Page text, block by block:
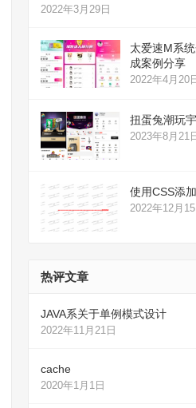
2022年3月29日
太爱速M系
成案例分享
2022年4月20
扭蛋兔潮玩
2023年8月21
使用CSS添
2022年12月15
热评文章
JAVA系关于单例模式设计
2022年11月21日
cache
2020年1月1日